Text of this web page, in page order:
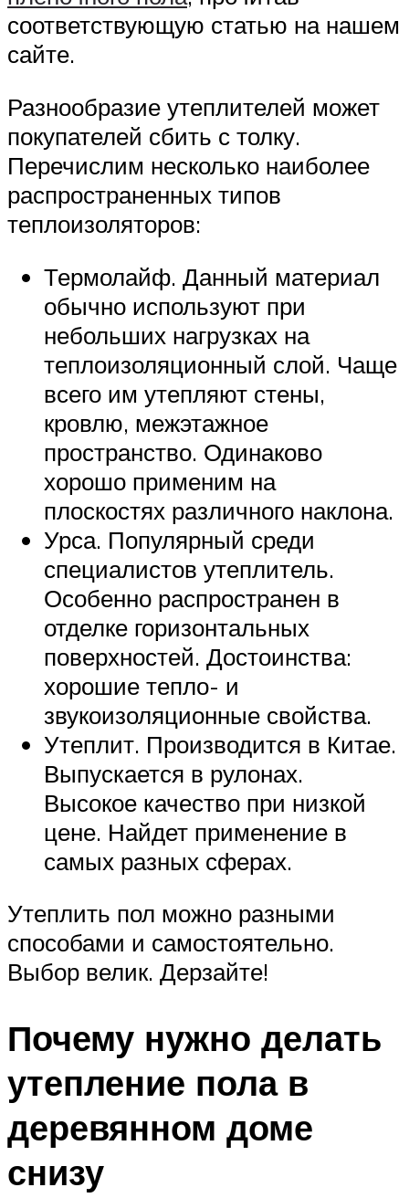
соответствующую статью на нашем
сайте.
Разнообразие утеплителей может
покупателей сбить с толку.
Перечислим несколько наиболее
распространенных типов
теплоизоляторов:
Термолайф. Данный материал
обычно используют при
небольших нагрузках на
теплоизоляционный слой. Чаще
всего им утепляют стены,
кровлю, межэтажное
пространство. Одинаково
хорошо применим на
плоскостях различного наклона.
Урса. Популярный среди
специалистов утеплитель.
Особенно распространен в
отделке горизонтальных
поверхностей. Достоинства:
хорошие тепло- и
звукоизоляционные свойства.
Утеплит. Производится в Китае.
Выпускается в рулонах.
Высокое качество при низкой
цене. Найдет применение в
самых разных сферах.
Утеплить пол можно разными
способами и самостоятельно.
Выбор велик. Дерзайте!
Почему нужно делать
утепление пола в
деревянном доме
снизу